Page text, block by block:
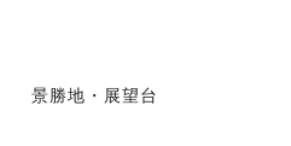
景勝地・展望台